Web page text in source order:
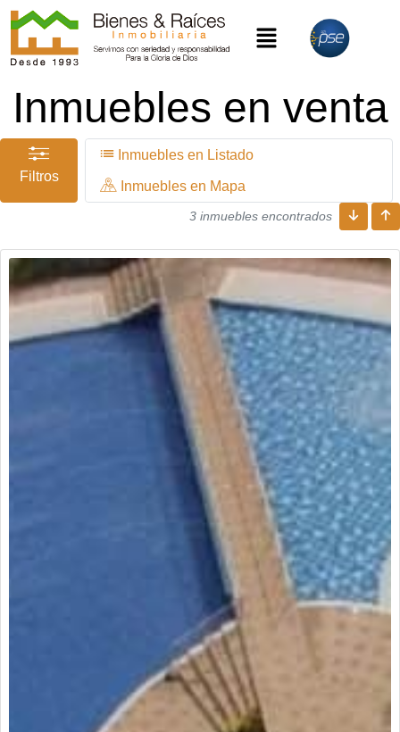
Inmuebles en venta
Filtros
Inmuebles en Listado
Inmuebles en Mapa
3 inmuebles encontrados